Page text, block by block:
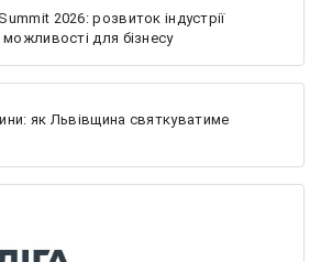
2026: розвиток індустрії
можливості для бізнесу
як Львівщина святкуватиме